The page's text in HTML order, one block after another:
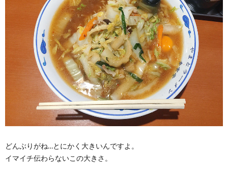
どんぶりがね…とにかく大きいんですよ。
イマイチ伝わらないこの大きさ。